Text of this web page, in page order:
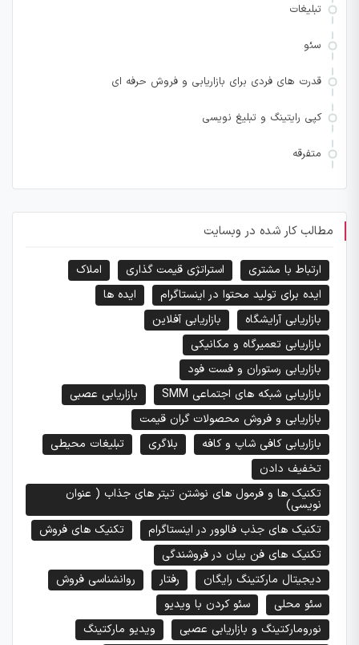
تبلیغات
سئو
قدرت های فردی برای بازاریابی و فروش حرفه ای
کپی رایتینگ و تبلیغ نویسی
متفرقه
مطالب کار شده در وبسایت
ارتباط با مشتری استراتژی قیمت گذاری
املاک
ایده برای تولید محتوا در اینستاگرام
ایده ها
بازاریابی آرایشگاه
بازاریابی آفلاین
بازاریابی تعمیرگاه و مکانیکی
بازاریابی رستوران و فست فود
بازاریابی شبکه های اجتماعی SMM
بازاریابی عصبی
بازاریابی و فروش محصولات گران قیمت
بازاریابی کافی شاپ و کافه
بلاگری
تبلیغات محیطی
تخفیف دادن
تکنیک ها و فرمول های نوشتن تیتر های جذاب ( عنوان
نویسی)
تکنیک های جذب فالوور در اینستاگرام
تکنیک های فروش
تکنیک های فن بیان در فروشندگی
دیجیتال مارکتینگ رایگان
رفتار
روانشناسی فروش
سئو محلی
سئو کردن با ویدیو
نورومارکتینگ و بازاریابی عصبی
ویدیو مارکتینگ